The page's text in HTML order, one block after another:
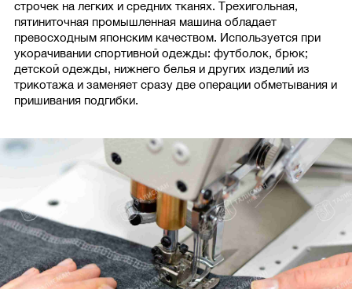
строчек на легких и средних тканях. Трехигольная,
пятиниточная промышленная машина обладает
превосходным японским качеством. Используется при
укорачивании спортивной одежды: футболок, брюк;
детской одежды, нижнего белья и других изделий из
трикотажа и заменяет сразу две операции обметывания и
пришивания подгибки.